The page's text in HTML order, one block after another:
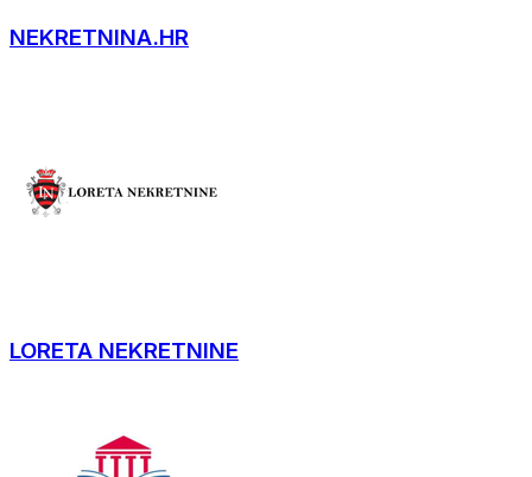
NEKRETNINA.HR
LORETA NEKRETNINE